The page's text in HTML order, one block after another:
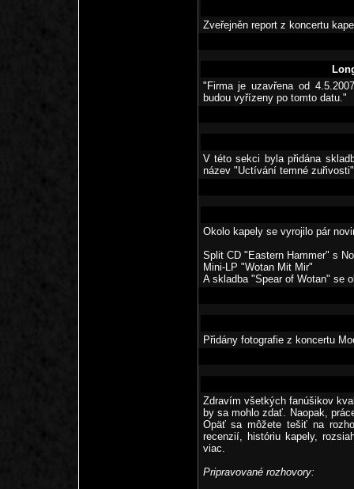
Zveřejněn report z koncertu
"Firma je uzavřena od
budou vyřízeny po tomto datu."
V této sekci byla přidána
název "Uctívání temné
Okolo kapely se vyrojilo pár
Split CD "Eastern Hammer" s
Mini-LP "Wotan Mit Mir"
A skladba "Spear of Wotan" se
Přidány fotografie z koncertu
Zdravím všetkých fanúšikov
by sa mohlo zdať. Naopak,
Opäť sa môžete tešiť na
recenzií, históriu kapely,
viac.
Pripravované rozhovory: